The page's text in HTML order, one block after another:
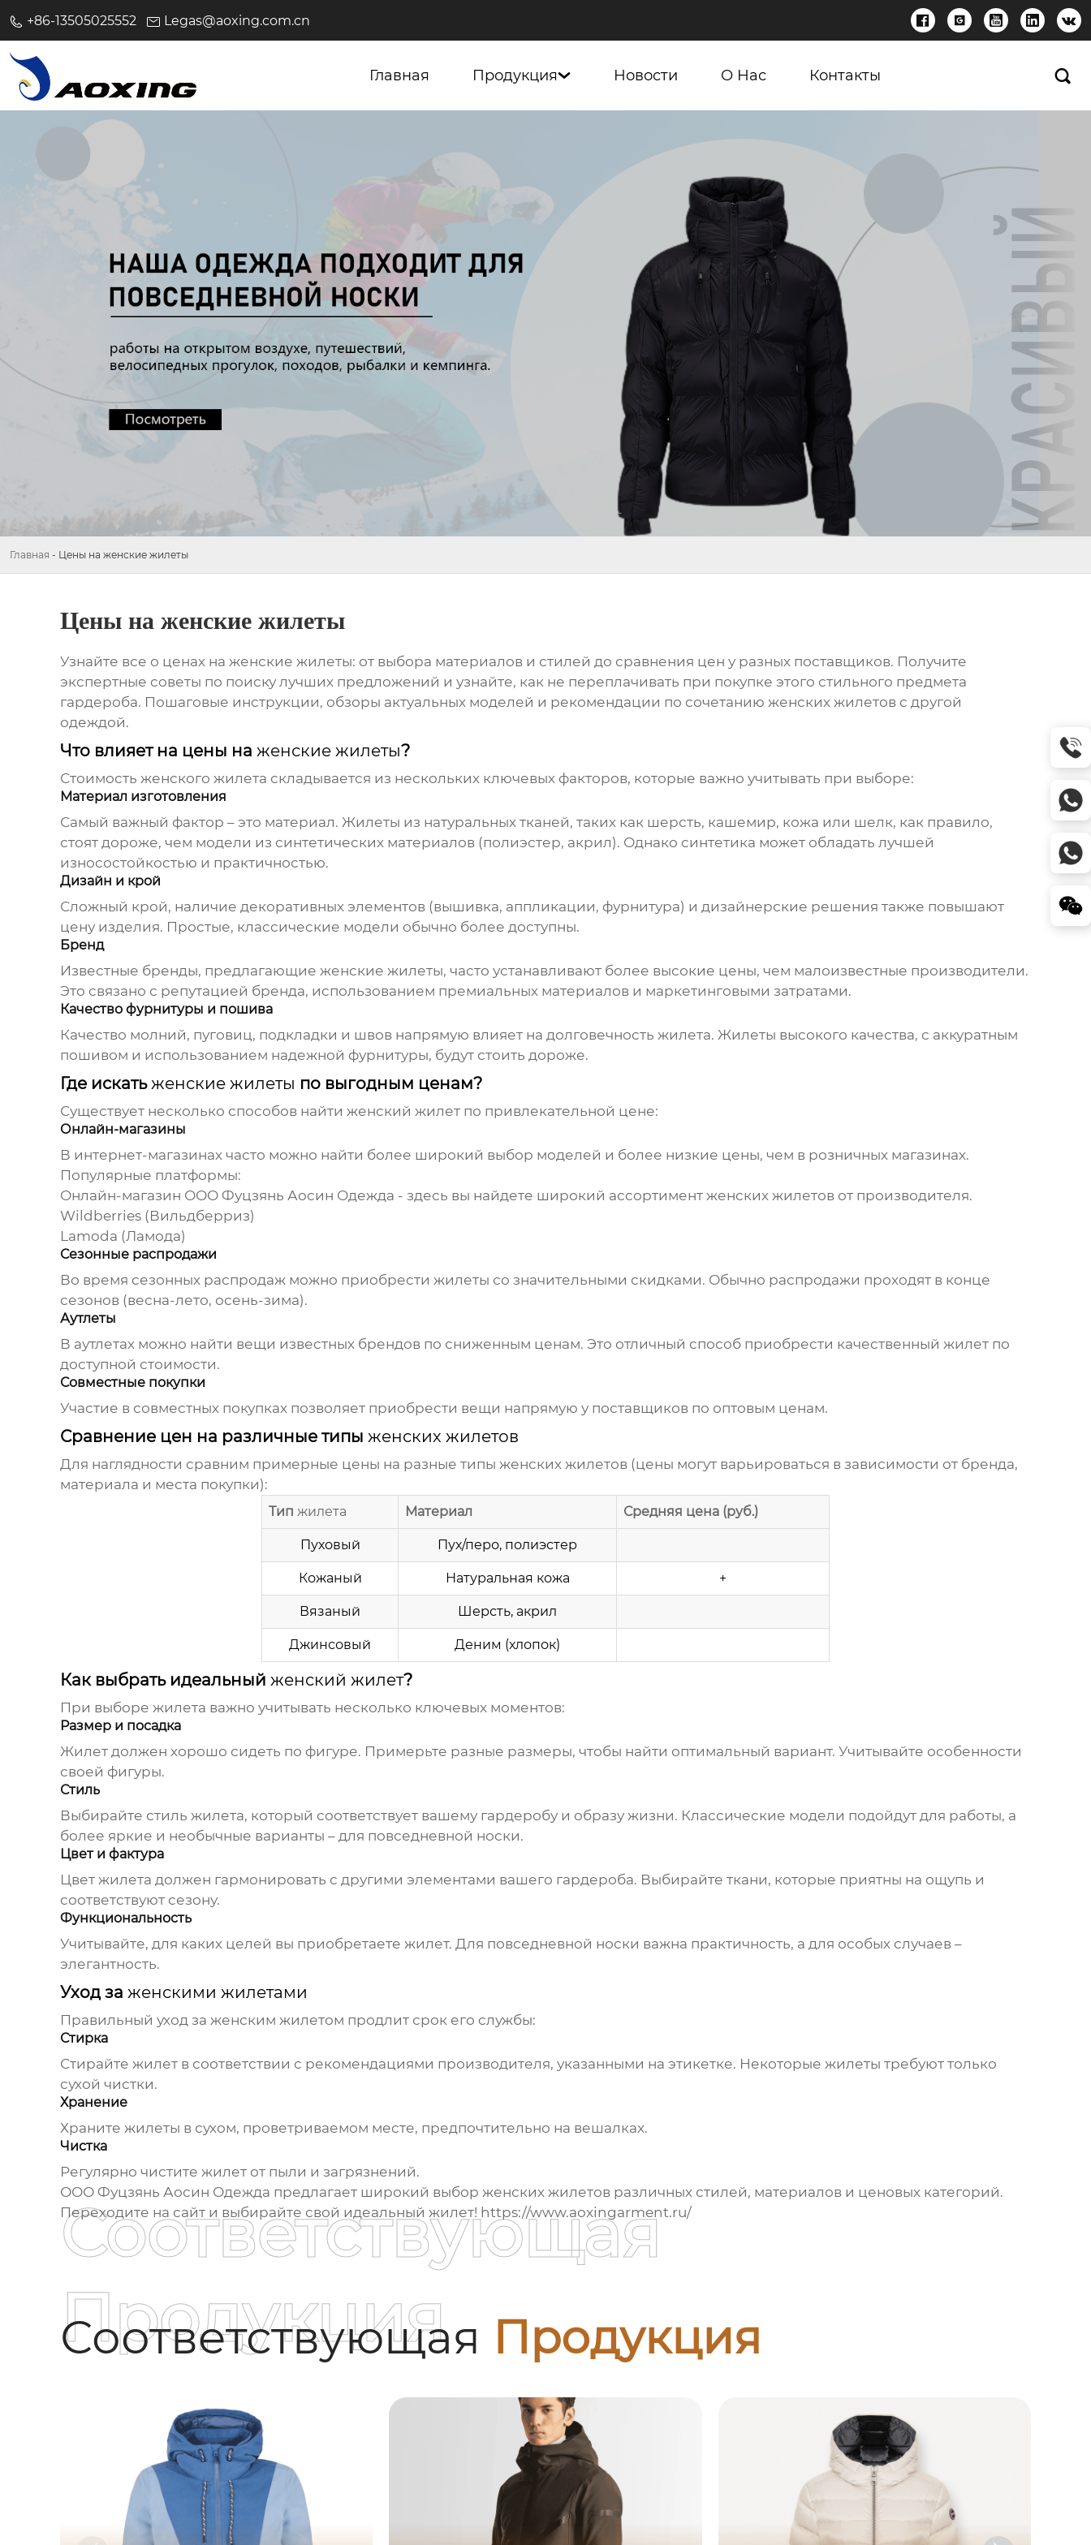
+86-13505025552 Legas@aoxing.com.cn     
Главная Продукция Новости О Нас Контакты 
Главная - Цены на женские жилеты
Цены на женские жилеты
Узнайте все о ценах на женские жилеты: от выбора материалов и стилей до сравнения цен у разных поставщиков. Получите
экспертные советы по поиску лучших предложений и узнайте, как не переплачивать при покупке этого стильного предмета
гардероба. Пошаговые инструкции, обзоры актуальных моделей и рекомендации по сочетанию женских жилетовс другой
одеждой.
Что влияет на цены на женские жилеты?
Стоимость женского жилета складывается из нескольких ключевых факторов, которые важно учитывать при выборе:
Материал изготовления
Самый важный фактор – это материал. Жилеты из натуральных тканей, таких как шерсть, кашемир, кожа или шелк, как правило,
стоят дороже, чем модели из синтетических материалов (полиэстер, акрил). Однако синтетика может обладать лучшей
износостойкостью и практичностью.
Дизайн и крой
Сложный крой, наличие декоративных элементов (вышивка, аппликации, фурнитура) и дизайнерские решения также повышают
цену изделия. Простые, классические модели обычно более доступны.
Бренд
Известные бренды, предлагающие женские жилеты, часто устанавливают более высокие цены, чем малоизвестные производители.
Это связано с репутацией бренда, использованием премиальных материалов и маркетинговыми затратами.
Качество фурнитуры и пошива
Качество молний, пуговиц, подкладки и швов напрямую влияет на долговечность жилета. Жилеты высокого качества, с аккуратным
пошивом и использованием надежной фурнитуры, будут стоить дороже.
Где искатьженские жилеты по выгодным ценам?
Существует несколько способов найти женский жилетпо привлекательной цене:
Онлайн-магазины
В интернет-магазинах часто можно найти более широкий выбор моделей и более низкие цены, чем в розничных магазинах.
Популярные платформы:
Онлайн-магазин ООО Фуцзянь Аосин Одежда - здесь вы найдете широкий ассортимент женских жилетовот производителя.
Wildberries (Вильдберриз)
Lamoda (Ламода)
Сезонные распродажи
Во время сезонных распродаж можно приобрести жилеты со значительными скидками. Обычно распродажи проходят в конце
сезонов (весна-лето, осень-зима).
Аутлеты
В аутлетах можно найти вещи известных брендов по сниженным ценам. Это отличный способ приобрести качественный жилетпо
доступной стоимости.
Совместные покупки
Участие в совместных покупках позволяет приобрести вещи напрямую у поставщиков по оптовым ценам.
Сравнение цен на различные типы женских жилетов
Для наглядности сравним примерные цены на разные типы женских жилетов(цены могут варьироваться в зависимости от бренда,
материала и места покупки):
Тип жилета Материал Средняя цена (руб.)
Пуховый Пух/перо, полиэстер
Кожаный Натуральная кожа +
Вязаный Шерсть, акрил
Джинсовый Деним (хлопок)
Как выбрать идеальный женский жилет?
При выборе жилета важно учитывать несколько ключевых моментов:
Размер и посадка
Жилетдолжен хорошо сидеть по фигуре. Примерьте разные размеры, чтобы найти оптимальный вариант. Учитывайте особенности
своей фигуры.
Стиль
Выбирайте стиль жилета, который соответствует вашему гардеробу и образу жизни. Классические модели подойдут для работы, а
более яркие и необычные варианты – для повседневной носки.
Цвет и фактура
Цвет жилета должен гармонировать с другими элементами вашего гардероба. Выбирайте ткани, которые приятны на ощупь и
соответствуют сезону.
Функциональность
Учитывайте, для каких целей вы приобретаете жилет. Для повседневной носки важна практичность, а для особых случаев –
элегантность.
Уход за женскими жилетами
Правильный уход за женским жилетом продлит срок его службы:
Стирка
Стирайте жилетв соответствии с рекомендациями производителя, указанными на этикетке. Некоторые жилеты требуют только
сухой чистки.
Хранение
Храните жилеты в сухом, проветриваемом месте, предпочтительно на вешалках.
Чистка
Регулярно чистите жилетот пыли и загрязнений.
ООО Фуцзянь Аосин Одежда предлагает широкий выбор женских жилетовразличных стилей, материалов и ценовых категорий.
Переходите на сайт и выбирайте свой идеальный жилет! https://www.aoxingarment.ru/
Соответствующая Продукция
Соответствующая
Продукция